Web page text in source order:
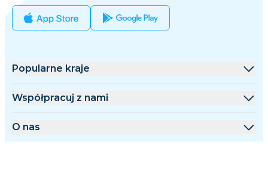
Popularne kraje
Stany Zjednoczone
Współpracuj z nami
Platforma hurtowa
Program partnerski
O nas